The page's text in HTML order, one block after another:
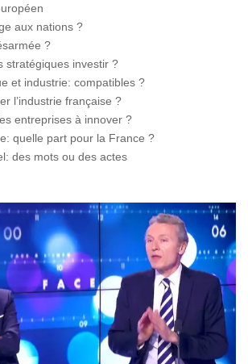
aux nations ?
?
stratégiques investir ?
et industrie: compatibles ?
l’industrie française ?
entreprises à innover ?
quelle part pour la France ?
des mots ou des actes